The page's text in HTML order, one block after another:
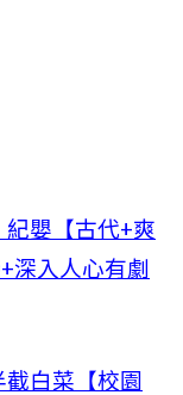
紀嬰【古代+爽
深入人心有劇
截白菜【校園